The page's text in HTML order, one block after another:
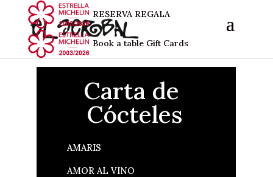
RESERVA REGALA
Book a table Gift Cards
Carta de
Cócteles
AMARIS
AMOR AL VINO